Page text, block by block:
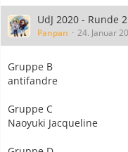
UdJ 2020 - Runde 2
Panpan 24. Januar
Gruppe B
antifandre
Gruppe C
Naoyuki Jacqueline